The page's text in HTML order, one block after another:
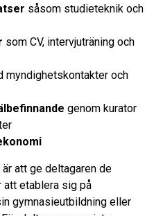
såsom studieteknik och
som CV, intervjuträning och
myndighetskontakter och
genom kurator
att ge deltagaren de
att etablera sig på
gymnasieutbildning eller